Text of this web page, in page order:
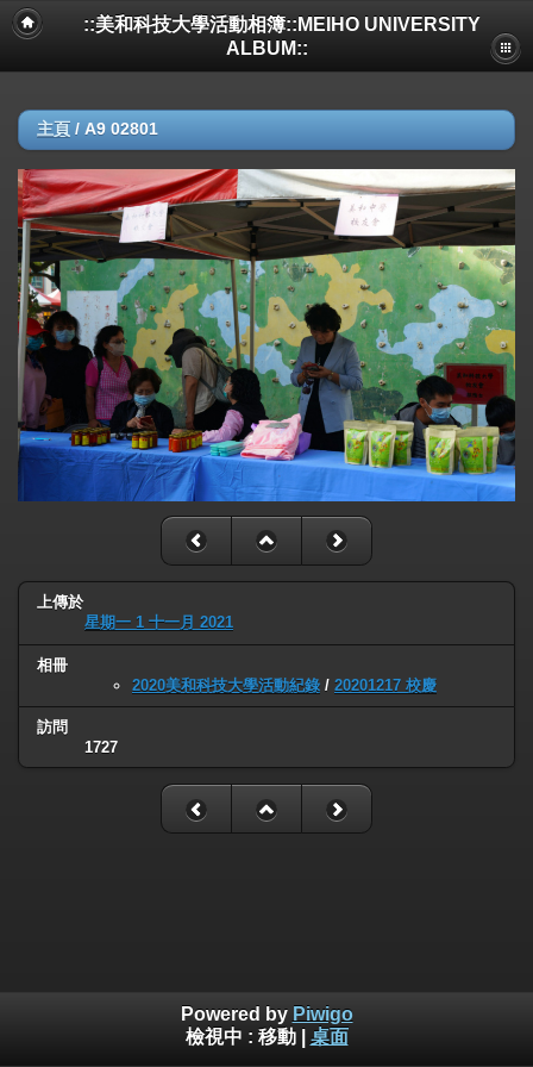
::美和科技大學活動相簿::MEIHO UNIVERSITY
ALBUM::
主頁 / A9 02801
上傳於
星期一 1 十一月 2021
相冊
2020美和科技大學活動紀錄 / 20201217 校慶
訪問
1727
Powered by Piwigo
檢視中 : 移動| 桌面